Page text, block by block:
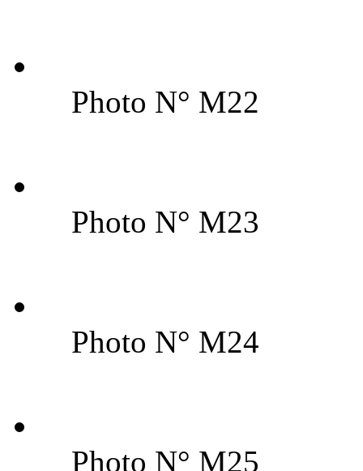
Photo N° M22
Photo N° M23
Photo N° M24
Photo N° M25